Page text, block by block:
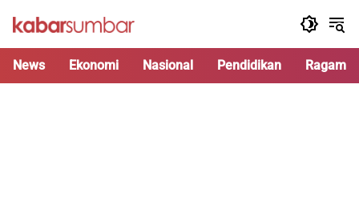
News Ekonomi Nasional Pendidikan Ragam